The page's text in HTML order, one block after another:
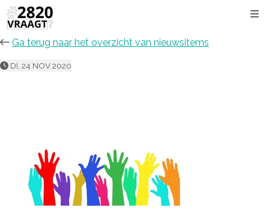
Ga terug naar het overzicht van nieuwsitems
DI, 24 NOV 2020